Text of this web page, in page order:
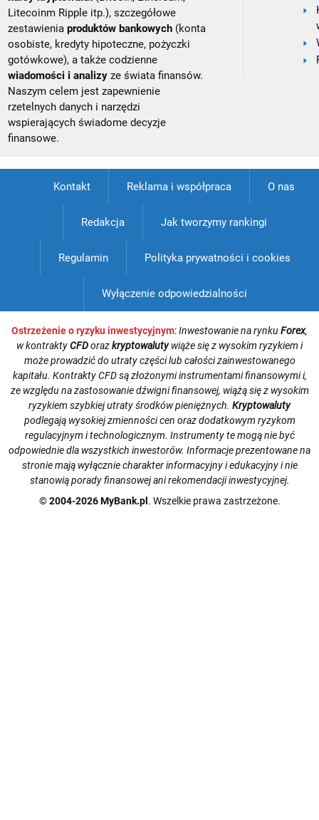
Litecoinm Ripple itp.), szczegółowe
zestawieniaproduktów bankowych (konta
osobiste, kredyty hipoteczne, pożyczki
gotówkowe), a także codzienne
wiadomości i analizy ze świata finansów.
Naszym celem jest zapewnienie
rzetelnych danych i narzędzi
wspierających świadome decyzje
finansowe.
Kontakt Reklama i współpraca O nas
Redakcja Jak tworzymy rankingi
Regulamin Polityka prywatności i cookies
Wyłączenie odpowiedzialności
Ostrzeżenie o ryzyku inwestycyjnym:Inwestowanie na rynkuForex,
w kontraktyCFDorazkryptowalutywiąże się z wysokim ryzykiem i
może prowadzić do utraty części lub całości zainwestowanego
kapitału. Kontrakty CFD są złożonymi instrumentami finansowymi i,
ze względu na zastosowanie dźwigni finansowej, wiążą się z wysokim
ryzykiem szybkiej utraty środków pieniężnych. Kryptowaluty
podlegają wysokiej zmienności cen oraz dodatkowym ryzykom
regulacyjnym i technologicznym. Instrumenty te mogą nie być
odpowiednie dla wszystkich inwestorów. Informacje prezentowane na
stronie mają wyłącznie charakter informacyjny i edukacyjny i nie
stanowią porady finansowej ani rekomendacji inwestycyjnej.
© 2004-2026 MyBank.pl . Wszelkie prawa zastrzeżone.